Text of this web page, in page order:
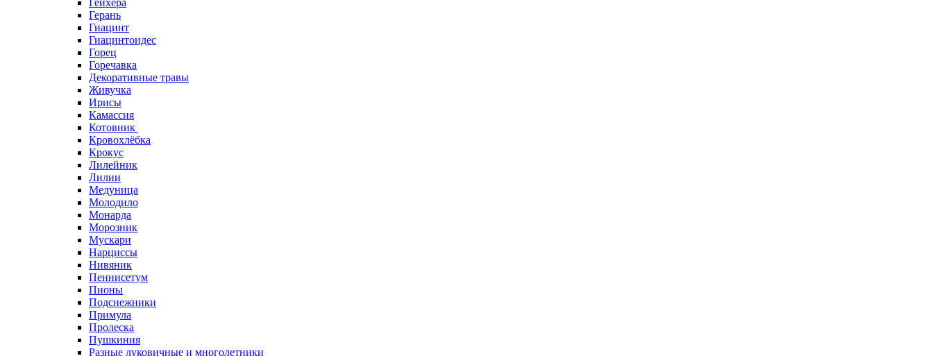
Гейхера
Герань
Гиацинт
Гиацинтоидес
Горец
Горечавка
Декоративные травы
Живучка
Ирисы
Камассия
Котовник
Кровохлёбка
Крокус
Лилейник
Лилии
Медуница
Молодило
Монарда
Морозник
Мускари
Нарциссы
Нивяник
Пеннисетум
Пионы
Подснежники
Примула
Пролеска
Пушкиния
Разные луковичные и многолетники